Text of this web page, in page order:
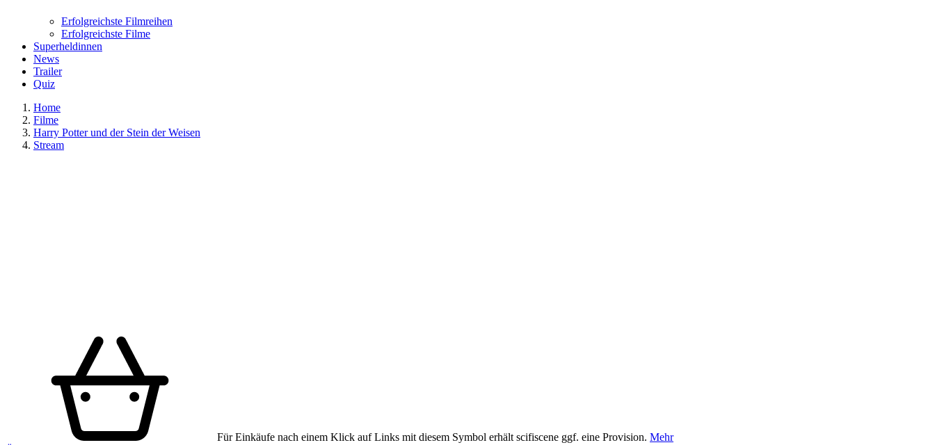
Erfolgreichste Filmreihen
Erfolgreichste Filme
Superheldinnen
News
Trailer
Quiz
Home
Filme
Harry Potter und der Stein der Weisen
Stream
Für Einkäufe nach einem Klick auf Links mit diesem Symbol erhält scifiscene ggf. eine Provision. Mehr